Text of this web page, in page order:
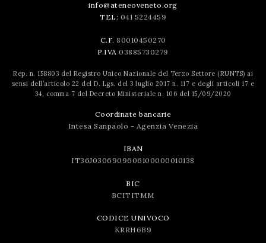
info@ateneoveneto.org
TEL: 041 5224459
C.F. 80010450270
P.IVA 03885730279
Rep. n. 158803 del Registro Unico Nazionale del Terzo Settore (RUNTS) ai
sensi dell’articolo 22 del D. Lgs. del 3 luglio 2017 n. 117 e degli articoli 17 e
34, comma 7 del Decreto Ministeriale n. 106 del 15/09/2020
Coordinate bancarie
Intesa Sanpaolo - Agenzia Venezia
IBAN
IT36J0306909606100000010138
BIC
BCITITMM
CODICE UNIVOCO
KRRH6B9